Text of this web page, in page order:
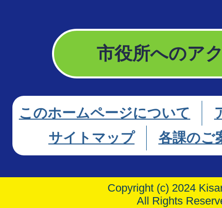
市役所へのア
このホームページについて
サイトマップ
各課のご
Copyright (c) 2024
All Rights